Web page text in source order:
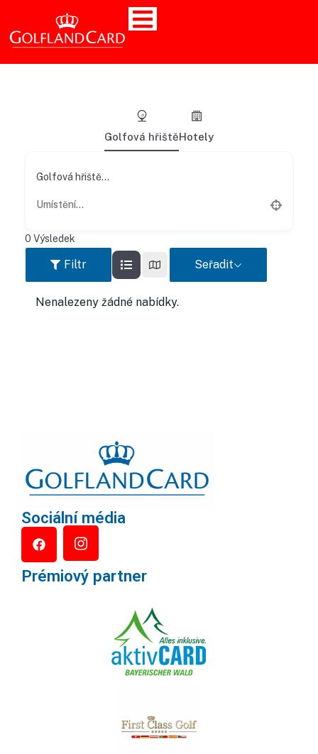
Golfová hřištěHotely
Golfová hřiště...
0 Výsledek
Filtr Seřadit
Nenalezeny žádné nabídky.
Sociální média
Prémiový partner